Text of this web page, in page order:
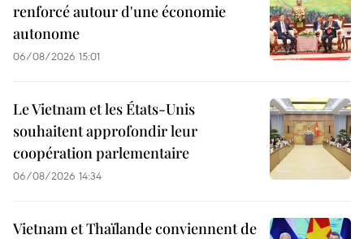
renforcé autour d'une économie
autonome
06/08/2026 15:01
Le Vietnam et les États-Unis
souhaitent approfondir leur
coopération parlementaire
06/08/2026 14:34
Vietnam et Thaïlande conviennent de